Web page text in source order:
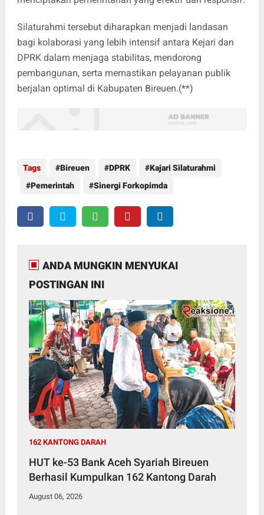
Silaturahmi tersebut diharapkan menjadi landasan
bagi kolaborasi yang lebih intensif antara Kejari dan
DPRK dalam menjaga stabilitas, mendorong
pembangunan, serta memastikan pelayanan publik
berjalan optimal di Kabupaten Bireuen.(**)
Tags Bireuen DPRK
Kajari Silaturahmi
Pemerintah
Sinergi Forkopimda
ANDA MUNGKIN MENYUKAI
POSTINGAN INI
162 KANTONG DARAH
HUT ke-53 Bank Aceh Syariah Bireuen
Berhasil Kumpulkan 162 Kantong Darah
August 06, 2026